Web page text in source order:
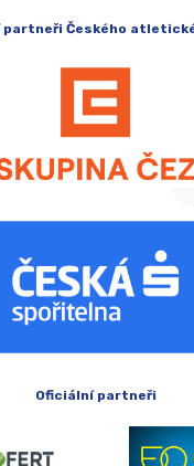
partneři Českého
Oficiální partneři